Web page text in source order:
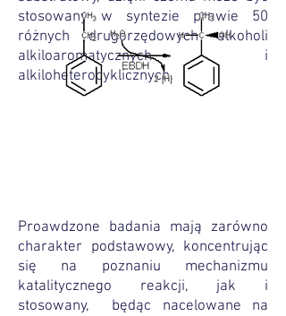
stosowany w syntezie prawie 50
różnych drugorzędowych alkoholi
alkiloaromatycznych i
alkiloheterocyklicznych.
Proawdzone badania mają zarówno
charakter podstawowy, koncentrując
się na poznaniu mechanizmu
katalitycznego reakcji, jak i
stosowany, będąc nacelowane na